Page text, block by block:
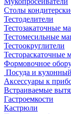
Столы
Тестоделители
Тестозакаточные
Тестомесильные
Тестоокруглители
Тестораскаточные
Формовочное
Посуда и
Аксессуары к
Встраиваемые
Гастроемкости
Кастрюли